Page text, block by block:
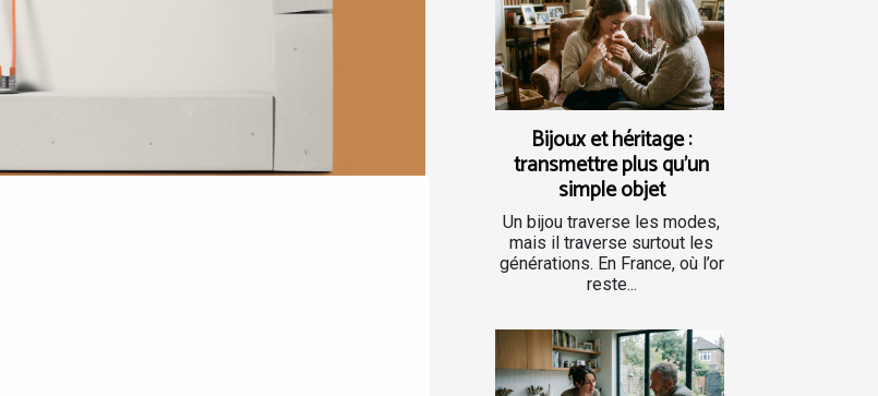
Bijoux et héritage :
transmettre plus qu’un
simple objet
Un bijou traverse les modes,
mais il traverse surtout les
générations. En France, où l’or
reste...